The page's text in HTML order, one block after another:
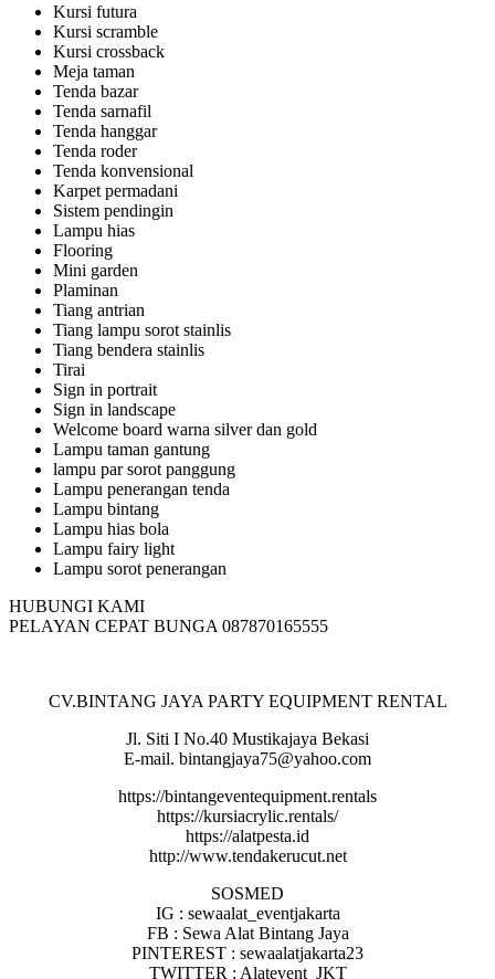
Kursi futura
Kursi scramble
Kursi crossback
Meja taman
Tenda bazar
Tenda sarnafil
Tenda hanggar
Tenda roder
Tenda konvensional
Karpet permadani
Sistem pendingin
Lampu hias
Flooring
Mini garden
Plaminan
Tiang antrian
Tiang lampu sorot stainlis
Tiang bendera stainlis
Tirai
Sign in portrait
Sign in landscape
Welcome board warna silver dan gold
Lampu taman gantung
lampu par sorot panggung
Lampu penerangan tenda
Lampu bintang
Lampu hias bola
Lampu fairy light
Lampu sorot penerangan
HUBUNGI KAMI
PELAYAN CEPAT BUNGA 087870165555
CV.BINTANG JAYA PARTY EQUIPMENT RENTAL
Jl. Siti I No.40 Mustikajaya Bekasi
E-mail. bintangjaya75@yahoo.com
https://bintangeventequipment.rentals
https://kursiacrylic.rentals/
https://alatpesta.id
http://www.tendakerucut.net
SOSMED
IG : sewaalat_eventjakarta
FB : Sewa Alat Bintang Jaya
PINTEREST : sewaalatjakarta23
TWITTER : Alatevent_JKT